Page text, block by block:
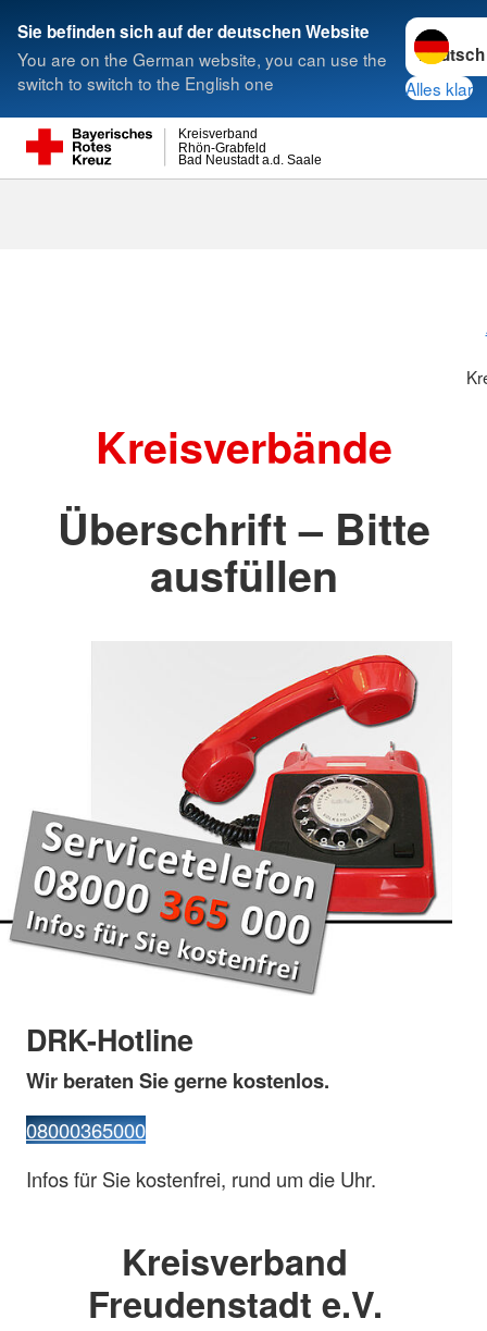
Sie befinden sich auf der deutschen Website
You are on the German website, you can use the
switch to switch to the English one
Sprache
Alles klar
Bad Neustadt a.d. Saale
Rhön-Grabfeld
Kreisverband
Suche
Kreisverbände
Überschrift – Bitte
ausfüllen
DRK-Hotline
Wir beraten Sie gerne kostenlos.
08000365000
Infos für Sie kostenfrei, rund um die Uhr.
Kreisverband
Freudenstadt e.V.